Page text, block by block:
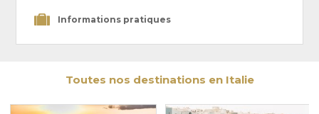
Informations pratiques
Toutes nos destinations en Italie